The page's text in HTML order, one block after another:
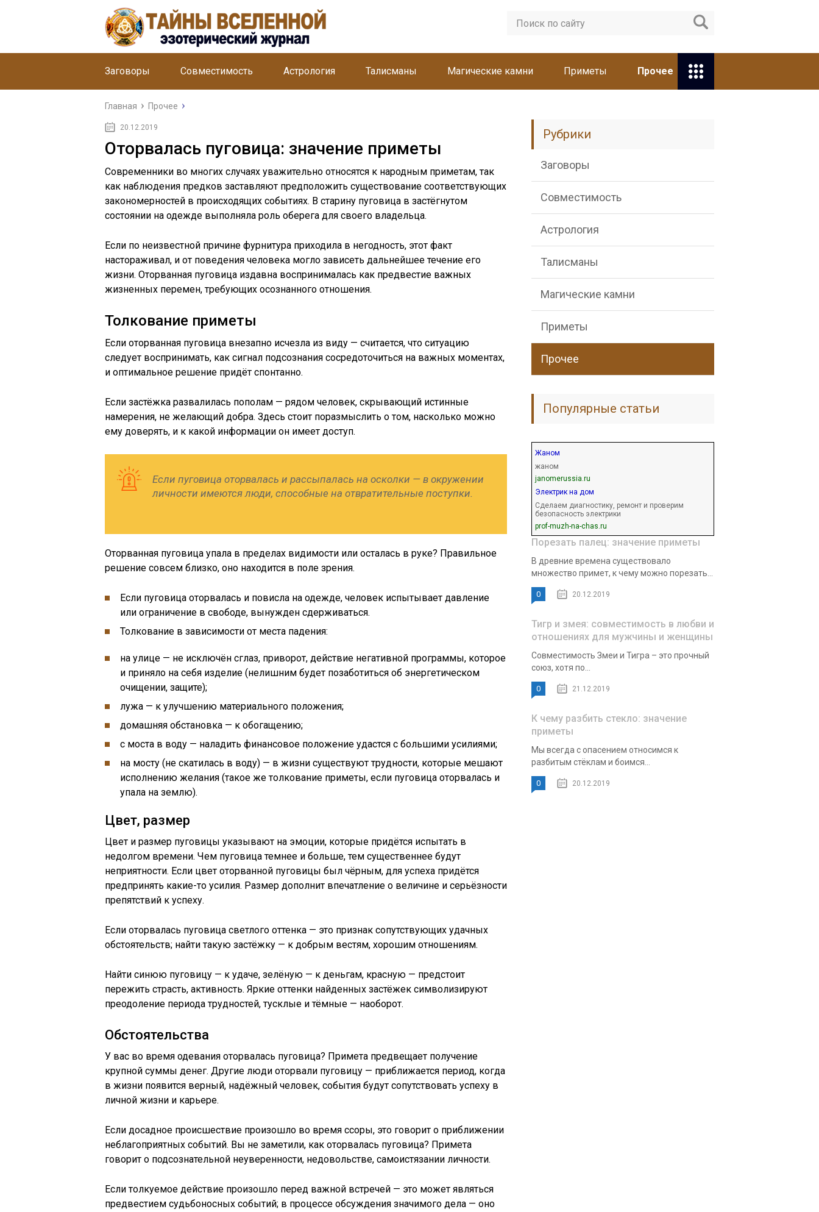
Заговоры Совместимость Астрология Талисманы Магические камни Приметы Прочее
Главная Прочее
20.12.2019
Оторвалась пуговица: значение приметы
Современники во многих случаях уважительно относятся к народным приметам, так
как наблюдения предков заставляют предположить существование соответствующих
закономерностей в происходящих событиях. В старину пуговица в застёгнутом
состоянии на одежде выполняла роль оберега для своего владельца.
Если по неизвестной причине фурнитура приходила в негодность, этот факт
настораживал, и от поведения человека могло зависеть дальнейшее течение его
жизни. Оторванная пуговица издавна воспринималась как предвестие важных
жизненных перемен, требующих осознанного отношения.
Толкование приметы
Если оторванная пуговица внезапно исчезла из виду — считается, что ситуацию
следует воспринимать, как сигнал подсознания сосредоточиться на важных моментах,
и оптимальное решение придёт спонтанно.
Если застёжка развалилась пополам — рядом человек, скрывающий истинные
намерения, не желающий добра. Здесь стоит поразмыслить о том, насколько можно
ему доверять, и к какой информации он имеет доступ.
Если пуговица оторвалась и рассыпалась на осколки — в окружении
личности имеются люди, способные на отвратительные поступки.
Оторванная пуговица упала в пределах видимости или осталась в руке? Правильное
решение совсем близко, оно находится в поле зрения.
Если пуговица оторвалась и повисла на одежде, человек испытывает давление
или ограничение в свободе, вынужден сдерживаться.
Толкование в зависимости от места падения:
на улице — не исключён сглаз, приворот, действие негативной программы, которое
и приняло на себя изделие (нелишним будет позаботиться об энергетическом
очищении, защите);
лужа — к улучшению материального положения;
домашняя обстановка — к обогащению;
с моста в воду — наладить финансовое положение удастся с большими усилиями;
на мосту (не скатилась в воду) — в жизни существуют трудности, которые мешают
исполнению желания (такое же толкование приметы, если пуговица оторвалась и
упала на землю).
Цвет, размер
Цвет и размер пуговицы указывают на эмоции, которые придётся испытать в
недолгом времени. Чем пуговица темнее и больше, тем существеннее будут
неприятности. Если цвет оторванной пуговицы был чёрным, для успеха придётся
предпринять какие-то усилия. Размер дополнит впечатление о величине и серьёзности
препятствий к успеху.
Если оторвалась пуговица светлого оттенка — это признак сопутствующих удачных
обстоятельств; найти такую застёжку — к добрым вестям, хорошим отношениям.
Найти синюю пуговицу — к удаче, зелёную — к деньгам, красную — предстоит
пережить страсть, активность. Яркие оттенки найденных застёжек символизируют
преодоление периода трудностей, тусклые и тёмные — наоборот.
Обстоятельства
У вас во время одевания оторвалась пуговица? Примета предвещает получение
крупной суммы денег. Другие люди оторвали пуговицу — приближается период, когда
в жизни появится верный, надёжный человек, события будут сопутствовать успеху в
личной жизни и карьере.
Если досадное происшествие произошло во время ссоры, это говорит о приближении
неблагоприятных событий. Вы не заметили, как оторвалась пуговица? Примета
говорит о подсознательной неуверенности, недовольстве, самоистязании личности.
Если толкуемое действие произошло перед важной встречей — это может являться
предвестием судьбоносных событий; в процессе обсуждения значимого дела — оно
Рубрики
Заговоры
Совместимость
Астрология
Талисманы
Магические камни
Приметы
Прочее
Популярные статьи
Жаном
жаном
janomerussia.ru
Электрик на дом
Сделаем диагностику, ремонт и проверим
безопасность электрики
prof-muzh-na-chas.ru
Порезать палец: значение приметы
В древние времена существовало
множество примет, к чему можно порезать...
0 20.12.2019
Тигр и змея: совместимость в любви и
отношениях для мужчины и женщины
Совместимость Змеи и Тигра – это прочный
союз, хотя по...
0 21.12.2019
К чему разбить стекло: значение
приметы
Мы всегда с опасением относимся к
разбитым стёклам и боимся...
0 20.12.2019